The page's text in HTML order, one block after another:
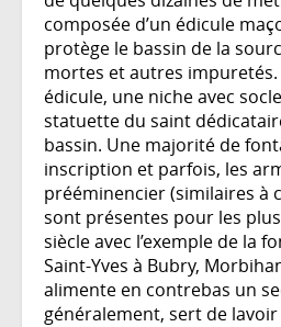
composée d’un édicule
protège le bassin de la
mortes et autres
édicule, une niche avec
statuette du saint
bassin. Une majorité de
inscription et parfois, les
prééminencier (similaires à
sont présentes pour les
siècle avec l’exemple de la
Saint-Yves à Bubry,
alimente en contrebas un
généralement, sert de